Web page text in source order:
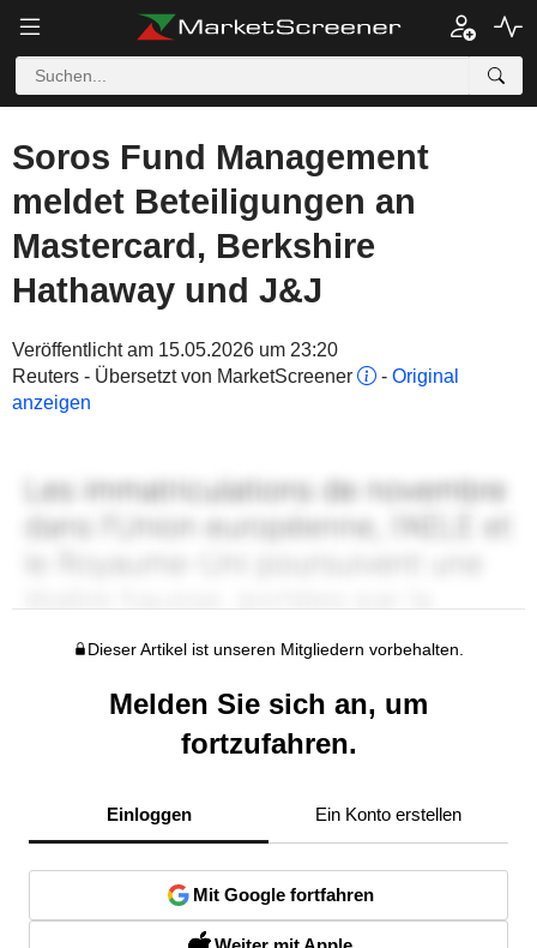
Soros Fund Management
meldet Beteiligungen an
Mastercard, Berkshire
Hathaway und J&J
Veröffentlicht am 15.05.2026 um 23:20
Reuters - Übersetzt von MarketScreener
- Original
anzeigen
Dieser Artikel ist unseren Mitgliedern vorbehalten.
Melden Sie sich an, um
fortzufahren.
Einloggen Ein Konto erstellen
Mit Google fortfahren